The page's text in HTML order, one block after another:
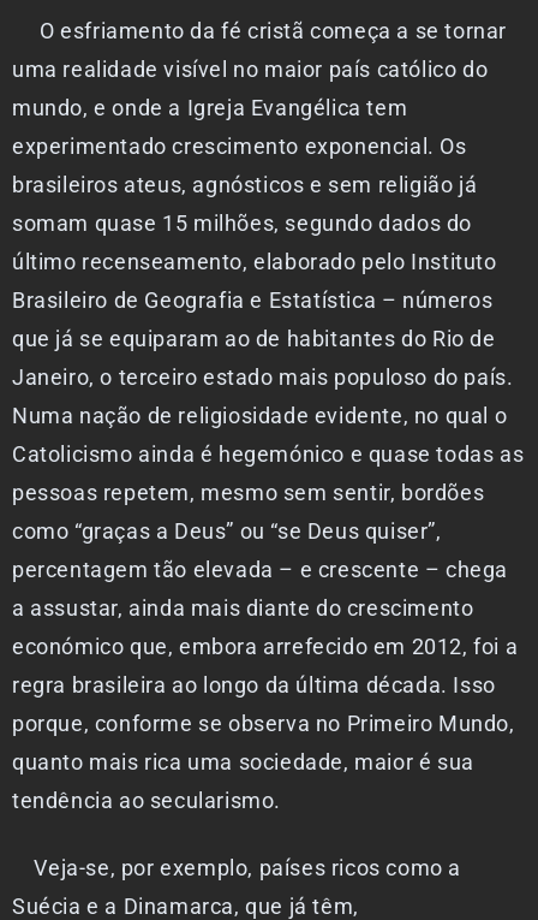
O esfriamento da fé cristã começa a se tornar
uma realidade visível no maior país católico do
mundo, e onde a Igreja Evangélica tem
experimentado crescimento exponencial. Os
brasileiros ateus, agnósticos e sem religião já
somam quase 15 milhões, segundo dados do
último recenseamento, elaborado pelo Instituto
Brasileiro de Geografia e Estatística – números
que já se equiparam ao de habitantes do Rio de
Janeiro, o terceiro estado mais populoso do país.
Numa nação de religiosidade evidente, no qual o
Catolicismo ainda é hegemónico e quase todas as
pessoas repetem, mesmo sem sentir, bordões
como “graças a Deus” ou “se Deus quiser”,
percentagem tão elevada – e crescente – chega
a assustar, ainda mais diante do crescimento
económico que, embora arrefecido em 2012, foi a
regra brasileira ao longo da última década. Isso
porque, conforme se observa no Primeiro Mundo,
quanto mais rica uma sociedade, maior é sua
tendência ao secularismo.
Veja-se, por exemplo, países ricos como a
Suécia e a Dinamarca, que já têm,